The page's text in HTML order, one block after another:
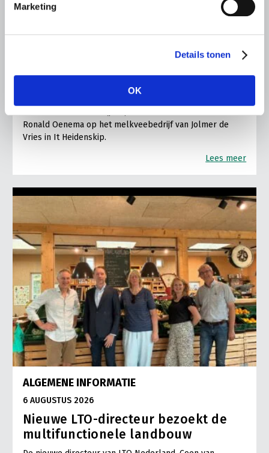
Marketing
Details tonen
OK
LTO LOBBY
Kamerlid Goudzwaard (JA21)
Súdwest-Fryslân
Ronald Oenema op het melkveebedrijf van Jolmer de
Vries in It Heidenskip.
Lees meer
ALGEMENE INFORMATIE
6 AUGUSTUS 2026
Nieuwe LTO-directeur bezoekt de
multifunctionele landbouw